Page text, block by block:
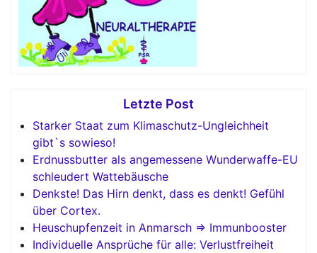
Letzte Post
Starker Staat zum Klimaschutz-Ungleichheit
gibt`s sowieso!
Erdnussbutter als angemessene Wunderwaffe-EU
schleudert Wattebäusche
Denkste! Das Hirn denkt, dass es denkt! Gefühl
über Cortex.
Heuschupfenzeit in Anmarsch => Immunbooster
Individuelle Ansprüche für alle: Verlustfreiheit